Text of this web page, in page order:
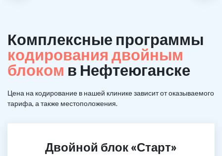
Комплексные программы
кодирования двойным
блоком в Нефтеюганске
Цена на кодирование в нашей клинике зависит от оказываемого
тарифа, а также местоположения.
Двойной блок «Старт»